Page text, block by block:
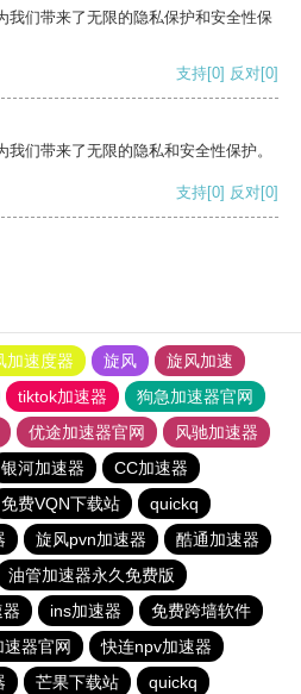
我们带来了无限的隐私保护和安全性保
支持[0] 反对[0]
们带来了无限的隐私和安全性保护。
支持[0] 反对[0]
加速度器 旋风
旋风加速
tiktok加速器
狗急加速器官网
优途加速器官网
风驰加速器
银河加速器
CC加速器
免费VQN下载站
quickq
旋风pvn加速器
酷通加速器
油管加速器永久免费版
ins加速器
免费跨墙软件
器官网
快连npv加速器
芒果下载站 quickq